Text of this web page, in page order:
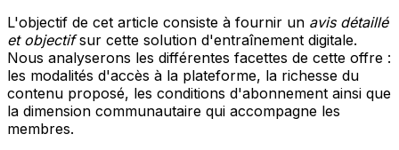
L'objectif de cet article consiste à fournir un avis détaillé
et objectifsur cette solution d'entraînement digitale.
Nous analyserons les différentes facettes de cette offre :
les modalités d'accès à la plateforme, la richesse du
contenu proposé, les conditions d'abonnement ainsi que
la dimension communautaire qui accompagne les
membres.